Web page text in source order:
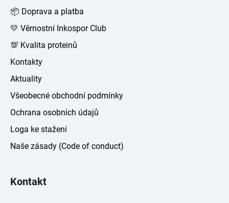
📦 Doprava a platba
💛 Věrnostní Inkospor Club
💯 Kvalita proteinů
Kontakty
Aktuality
Všeobecné obchodní podmínky
Ochrana osobních údajů
Loga ke stažení
Naše zásady (Code of conduct)
Kontakt